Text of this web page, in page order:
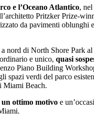
e l’Oceano Atlantico,
Pritzker Prize-
da pavimenti oblunghi
nord di North Shore Park
e unico, quasi
Piano Building
spazi verdi del parco
Miami Beach.
un ottimo motivo e